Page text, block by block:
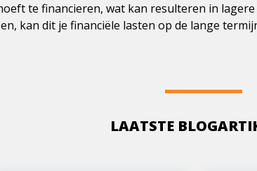
te financieren, wat kan resulteren in
kan dit je financiële lasten op de lange
LAATSTE